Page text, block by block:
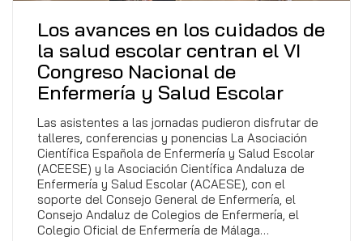
Los avances en los cuidados de
la salud escolar centran el VI
Congreso Nacional de
Enfermería y Salud Escolar
Las asistentes a las jornadas pudieron disfrutar de
talleres, conferencias y ponencias La Asociación
Científica Española de Enfermería y Salud Escolar
(ACEESE) y la Asociación Científica Andaluza de
Enfermería y Salud Escolar (ACAESE), con el
soporte del Consejo General de Enfermería, el
Consejo Andaluz de Colegios de Enfermería, el
Colegio Oficial de Enfermería de Málaga…